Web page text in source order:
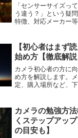
「センサーサイズっ
う違う？」という疑
特徴、対応メーカー
【初心者はまず
始め方【徹底解説
カメラ初心者の方に
め方を解説します。
定、購入場所など、
報です。
カメラの勉強方
くステップアッ
の目安も】